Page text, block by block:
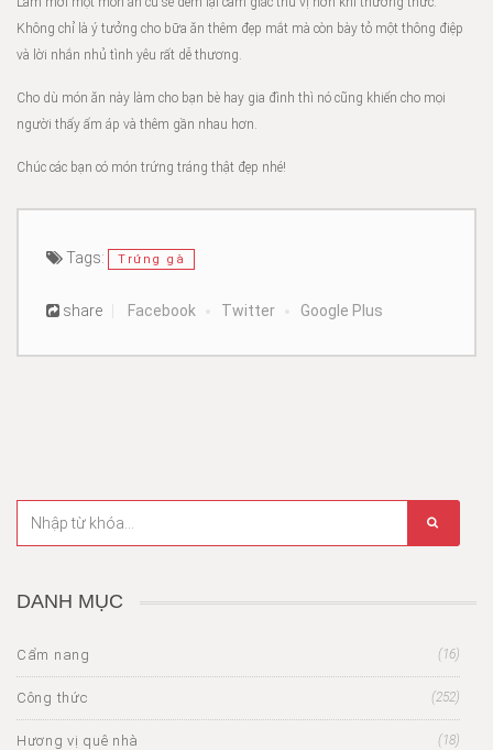
Không chỉ là ý tưởng cho bữa ăn thêm đẹp mắt mà còn bày tỏ một thông điệp
và lời nhắn nhủ tình yêu rất dễ thương.
Cho dù món ăn này làm cho bạn bè hay gia đình thì nó cũng khiến cho mọi
người thấy ấm áp và thêm gần nhau hơn.
Chúc các bạn có món trứng tráng thật đẹp nhé!
Tags: Trứng gà
share Facebook Twitter Google Plus
DANH MỤC
Cẩm nang (16)
Công thức (252)
Hương vị quê nhà (18)